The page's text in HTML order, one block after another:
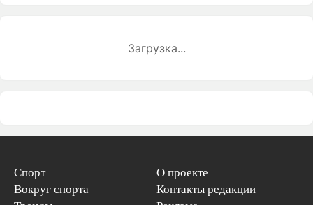
Загрузка...
Спорт
Вокруг спорта
О проекте
Контакты редакции